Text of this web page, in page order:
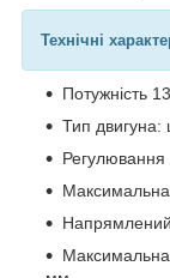
Технічні
Потужність
Тип двигуна:
Регулювання
Максимальна
Напрямлений